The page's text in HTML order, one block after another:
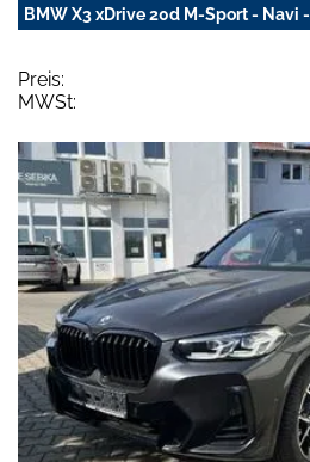
BMW X3 xDrive 20d M-Sport - Navi
Preis:
MWSt: